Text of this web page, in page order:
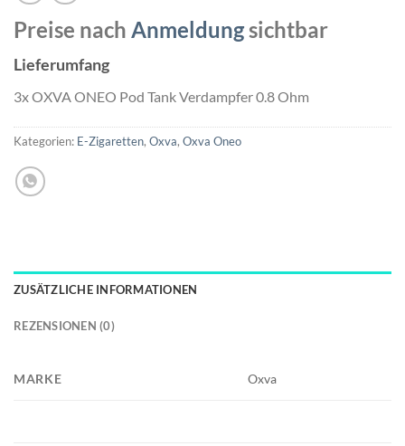
Preise nach Anmeldungsichtbar
Lieferumfang
3x OXVA ONEO Pod Tank Verdampfer 0.8 Ohm
Kategorien: E-Zigaretten, Oxva, Oxva Oneo
ZUSÄTZLICHE INFORMATIONEN
REZENSIONEN (0)
MARKE Oxva